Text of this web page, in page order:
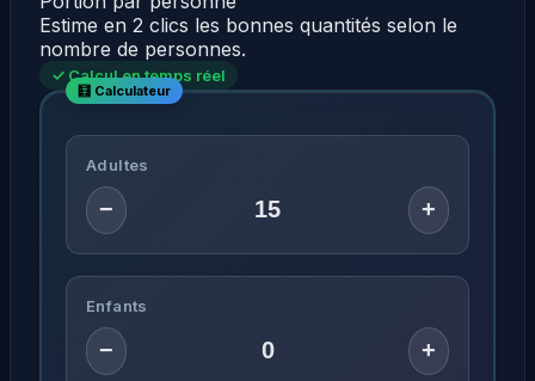
Estime en 2 clics les bonnes quantités selon le
nombre de personnes.
✓ Calcul en temps réel
Adultes
− +
Enfants
− +